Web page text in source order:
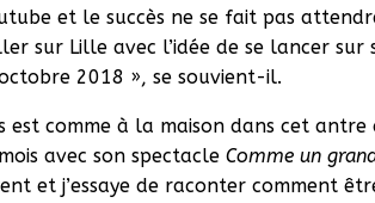
et le succès ne se fait pas
sur Lille avec l’idée de se lancer sur
2018 », se souvient-il.
est comme à la maison dans cet
avec son spectacleComme un
et j’essaye de raconter comment